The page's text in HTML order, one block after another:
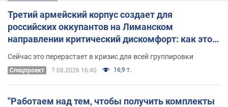
Третий армейский корпус создает для
российских оккупантов на Лиманском
направлении критический дискомфорт: как это
удалось
Сейчас это перерастает в кризис для всей группировки
Спецпроект 7.08.2026 16:40 16,9 т.
"Работаем над тем, чтобы получить комплекты